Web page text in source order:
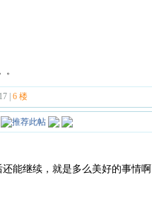
。
|6 楼
能继续，就是多么美好的事情啊